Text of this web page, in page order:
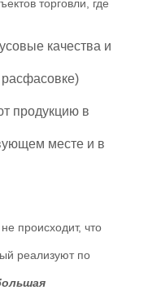
торговли, где
качества и
расфасовке)
продукцию в
месте и в
происходит, что
реализуют по